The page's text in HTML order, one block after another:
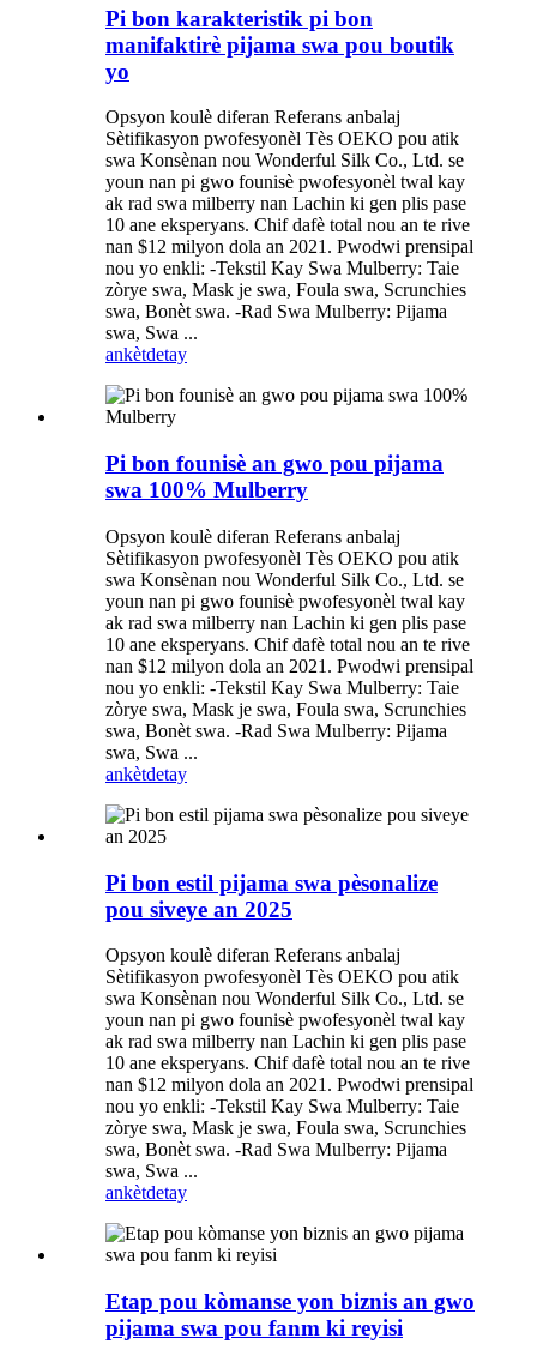
Pi bon karakteristik pi bon
manifaktirè pijama swa pou boutik
yo
Opsyon koulè diferan Referans anbalaj
Sètifikasyon pwofesyonèl Tès OEKO pou atik
swa Konsènan nou Wonderful Silk Co., Ltd. se
youn nan pi gwo founisè pwofesyonèl twal kay
ak rad swa milberry nan Lachin ki gen plis pase
10 ane eksperyans. Chif dafè total nou an te rive
nan $12 milyon dola an 2021. Pwodwi prensipal
nou yo enkli: -Tekstil Kay Swa Mulberry: Taie
zòrye swa, Mask je swa, Foula swa, Scrunchies
swa, Bonèt swa. -Rad Swa Mulberry: Pijama
swa, Swa ...
ankètdetay
Pi bon founisè an gwo pou pijama
swa 100% Mulberry
Opsyon koulè diferan Referans anbalaj
Sètifikasyon pwofesyonèl Tès OEKO pou atik
swa Konsènan nou Wonderful Silk Co., Ltd. se
youn nan pi gwo founisè pwofesyonèl twal kay
ak rad swa milberry nan Lachin ki gen plis pase
10 ane eksperyans. Chif dafè total nou an te rive
nan $12 milyon dola an 2021. Pwodwi prensipal
nou yo enkli: -Tekstil Kay Swa Mulberry: Taie
zòrye swa, Mask je swa, Foula swa, Scrunchies
swa, Bonèt swa. -Rad Swa Mulberry: Pijama
swa, Swa ...
ankètdetay
Pi bon estil pijama swa pèsonalize
pou siveye an 2025
Opsyon koulè diferan Referans anbalaj
Sètifikasyon pwofesyonèl Tès OEKO pou atik
swa Konsènan nou Wonderful Silk Co., Ltd. se
youn nan pi gwo founisè pwofesyonèl twal kay
ak rad swa milberry nan Lachin ki gen plis pase
10 ane eksperyans. Chif dafè total nou an te rive
nan $12 milyon dola an 2021. Pwodwi prensipal
nou yo enkli: -Tekstil Kay Swa Mulberry: Taie
zòrye swa, Mask je swa, Foula swa, Scrunchies
swa, Bonèt swa. -Rad Swa Mulberry: Pijama
swa, Swa ...
ankètdetay
Etap pou kòmanse yon biznis an gwo
pijama swa pou fanm ki reyisi